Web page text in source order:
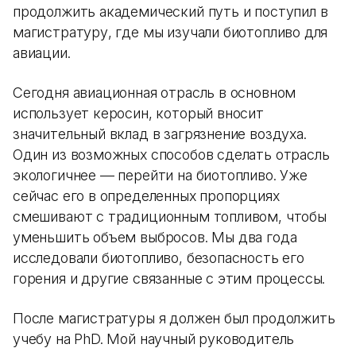
продолжить академический путь и поступил в
магистратуру, где мы изучали биотопливо для
авиации.
Сегодня авиационная отрасль в основном
использует керосин, который вносит
значительный вклад в загрязнение воздуха.
Один из возможных способов сделать отрасль
экологичнее — перейти на биотопливо. Уже
сейчас его в определенных пропорциях
смешивают с традиционным топливом, чтобы
уменьшить объем выбросов. Мы два года
исследовали биотопливо, безопасность его
горения и другие связанные с этим процессы.
После магистратуры я должен был продолжить
учебу на PhD. Мой научный руководитель